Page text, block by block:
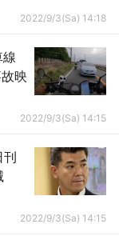
2022/9/3(Sa) 14:18
線
映
2022/9/3(Sa) 14:15
2022/9/3(Sa) 14:15